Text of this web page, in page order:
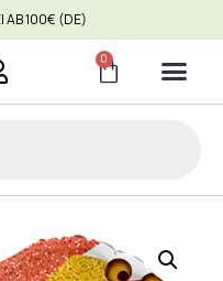
AB 100€ (DE)
0